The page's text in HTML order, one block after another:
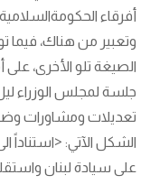
أفرقاء
وتعبير من هناك، فيما
الصيغة تلو الأخرى،
جلسة لمجلس الوزراء
تعديلات ومشاورات
الشكل الآتي: <استناداً
على سيادة لبنان